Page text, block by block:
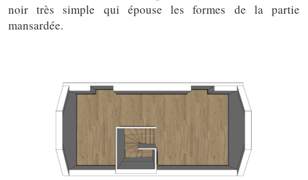
noir très simple qui épouse les formes de la partie
mansardée.